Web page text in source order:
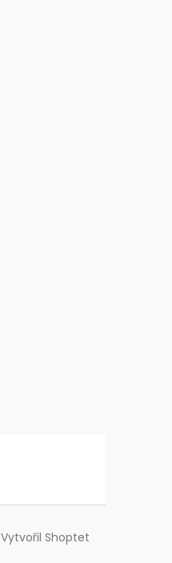
Vytvořil Shoptet